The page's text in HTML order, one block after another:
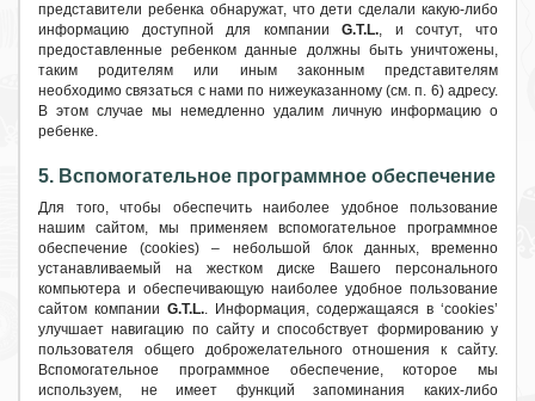
представители ребенка обнаружат, что дети сделали какую-либо
информацию доступной для компанииG.T.L., и сочтут, что
предоставленные ребенком данные должны быть уничтожены,
таким родителям или иным законным представителям
необходимо связаться с нами по нижеуказанному (см. п. 6) адресу.
В этом случае мы немедленно удалим личную информацию о
ребенке.
5. Вспомогательное программное обеспечение
Для того, чтобы обеспечить наиболее удобное пользование
нашим сайтом, мы применяем вспомогательное программное
обеспечение (cookies) – небольшой блок данных, временно
устанавливаемый на жестком диске Вашего персонального
компьютера и обеспечивающую наиболее удобное пользование
сайтом компании G.T.L.. Информация, содержащаяся в ‘cookies’
улучшает навигацию по сайту и способствует формированию у
пользователя общего доброжелательного отношения к сайту.
Вспомогательное программное обеспечение, которое мы
используем, не имеет функций запоминания каких-либо